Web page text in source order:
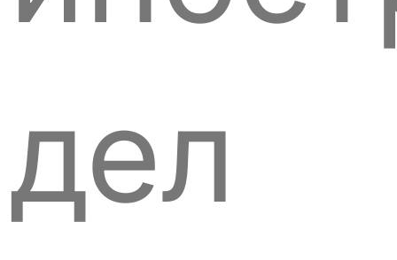
дел